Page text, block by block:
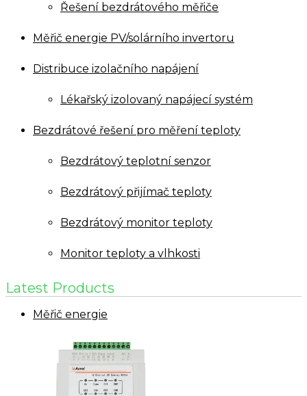
Řešení bezdrátového měřiče
Měřič energie PV/solárního invertoru
Distribuce izolačního napájení
Lékařský izolovaný napájecí systém
Bezdrátové řešení pro měření teploty
Bezdrátový teplotní senzor
Bezdrátový přijímač teploty
Bezdrátový monitor teploty
Monitor teploty a vlhkosti
Latest Products
Měřič energie